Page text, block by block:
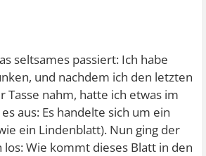
seltsames passiert: Ich habe
und nachdem ich den letzten
Tasse nahm, hatte ich etwas im
aus: Es handelte sich um ein
ein Lindenblatt). Nun ging der
los: Wie kommt dieses Blatt in den